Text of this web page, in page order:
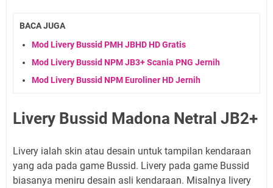
BACA JUGA
Mod Livery Bussid PMH JBHD HD Gratis
Mod Livery Bussid NPM JB3+ Scania PNG Jernih
Mod Livery Bussid NPM Euroliner HD Jernih
Livery Bussid Madona Netral JB2+
Livery ialah skin atau desain untuk tampilan kendaraan
yang ada pada game Bussid. Livery pada game Bussid
biasanya meniru desain asli kendaraan. Misalnya livery